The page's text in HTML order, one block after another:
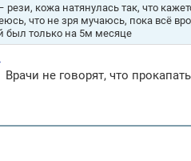
кожа натянулась так, что
что не зря мучаюсь, пока всё
был только на 5м месяце
Врачи не говорят, что прокапать